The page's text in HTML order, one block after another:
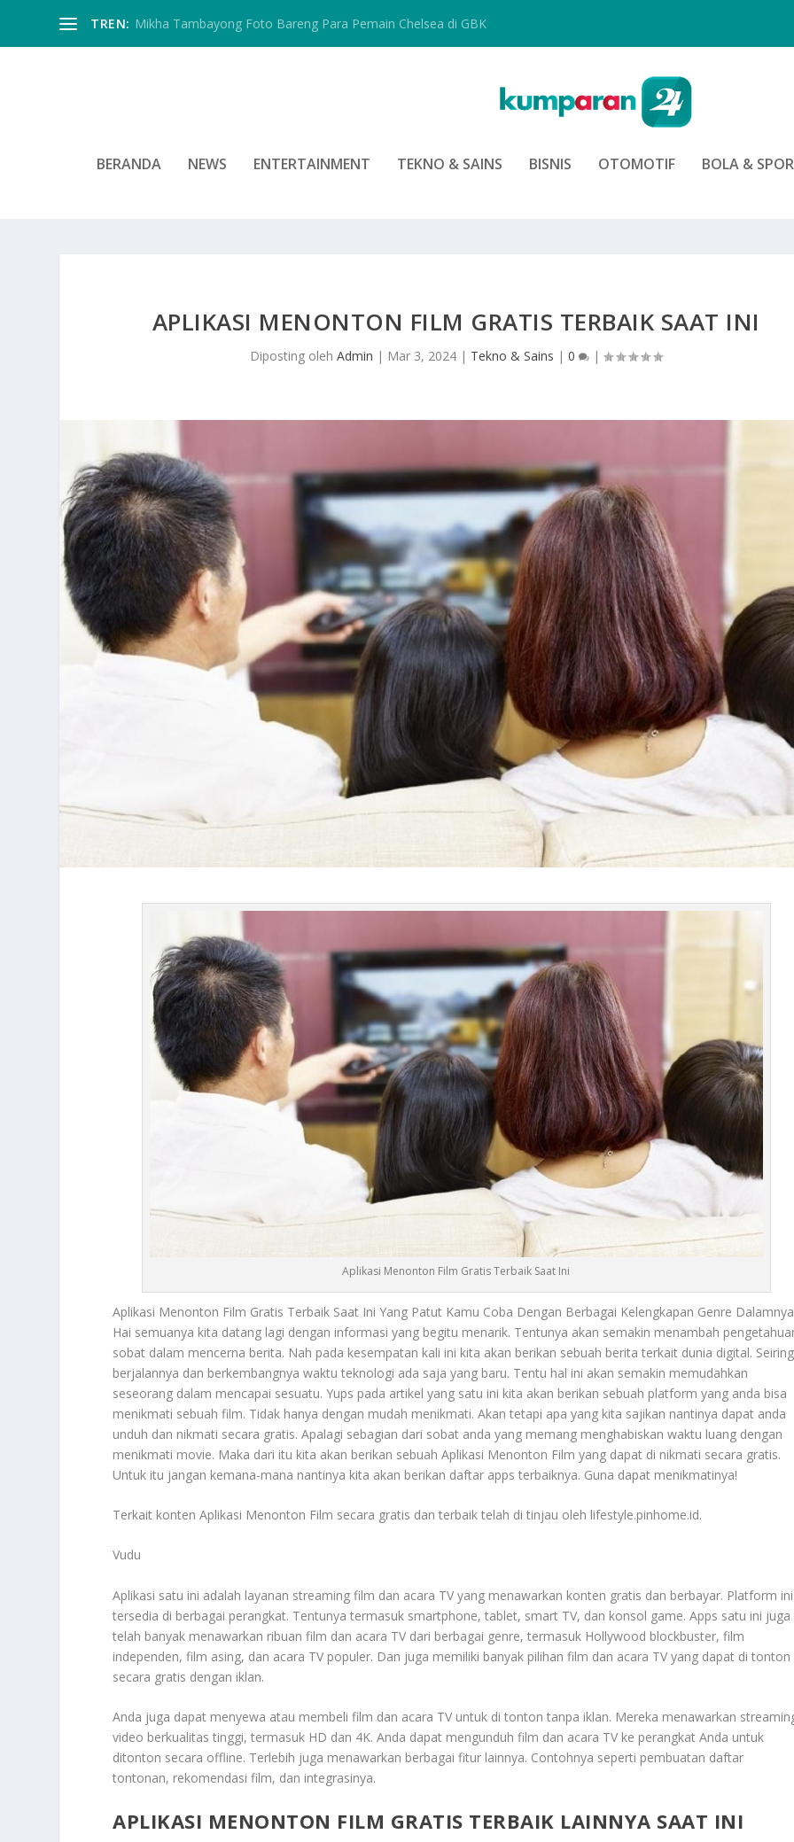
TREN: Mikha Tambayong Foto Bareng Para Pemain Chelsea di GBK
BERANDA NEWS ENTERTAINMENT TEKNO & SAINS BISNIS OTOMOTIF BOLA &
APLIKASI MENONTON FILM GRATIS TERBAIK SAAT INI
Diposting olehAdmin | Mar 3, 2024 | Tekno & Sains |0 |
Aplikasi Menonton Film Gratis Terbaik Saat Ini
Aplikasi Menonton Film Gratis Terbaik Saat Ini Yang Patut Kamu Coba Dengan Berbagai Kelengkapan Genre
Hai semuanya kita datang lagi dengan informasi yang begitu menarik. Tentunya akan semakin menambah
sobat dalam mencerna berita. Nah pada kesempatan kali ini kita akan berikan sebuah berita terkait dunia digital. Seiring
berjalannya dan berkembangnya waktu teknologi ada saja yang baru. Tentu hal ini akan semakin memudahkan
seseorang dalam mencapai sesuatu. Yups pada artikel yang satu ini kita akan berikan sebuah platform yang anda bisa
menikmati sebuah film. Tidak hanya dengan mudah menikmati. Akan tetapi apa yang kita sajikan nantinya dapat anda
unduh dan nikmati secara gratis. Apalagi sebagian dari sobat anda yang memang menghabiskan waktu luang dengan
menikmati movie. Maka dari itu kita akan berikan sebuahAplikasi Menonton Film yang dapat di nikmati secara gratis.
Untuk itu jangan kemana-mana nantinya kita akan berikan daftar apps terbaiknya. Guna dapat menikmatinya!
Terkait kontenAplikasi Menonton Film secara gratis dan terbaik telah di tinjau oleh lifestyle.pinhome.id.
Vudu
Aplikasi satu ini adalah layanan streaming film dan acara TV yang menawarkan konten gratis dan berbayar. Platform ini
tersedia di berbagai perangkat. Tentunya termasuk smartphone, tablet, smart TV, dan konsol game. Apps satu ini juga
telah banyak menawarkan ribuan film dan acara TV dari berbagai genre, termasuk Hollywood blockbuster, film
independen, film asing, dan acara TV populer. Dan juga memiliki banyak pilihan film dan acara TV yang dapat di tonton
secara gratis dengan iklan.
Anda juga dapat menyewa atau membeli film dan acara TV untuk di tonton tanpa iklan. Mereka menawarkan
video berkualitas tinggi, termasuk HD dan 4K. Anda dapat mengunduh film dan acara TV ke perangkat Anda untuk
ditonton secara offline. Terlebih juga menawarkan berbagai fitur lainnya. Contohnya seperti pembuatan daftar
tontonan, rekomendasi film, dan integrasinya.
APLIKASI MENONTON FILM GRATIS TERBAIK LAINNYA SAAT INI